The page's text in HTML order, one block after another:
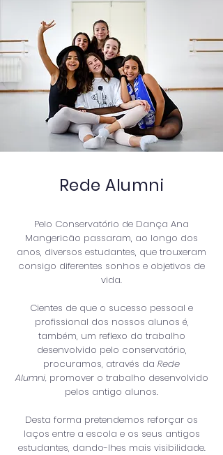
Rede Alumni
Pelo Conservatório de Dança Ana
Mangericão passaram, ao longo dos
anos, diversos estudantes, que trouxeram
consigo diferentes sonhos e objetivos de
vida.
Cientes de que o sucesso pessoal e
profissional dos nossos alunos é,
também, um reflexo do trabalho
desenvolvido pelo conservatório,
procuramos, através da Rede
Alumni, promover o trabalho desenvolvido
pelos antigo alunos.
Desta forma pretendemos reforçar os
laços entre a escola e os seus antigos
estudantes, dando-lhes mais visibilidade.